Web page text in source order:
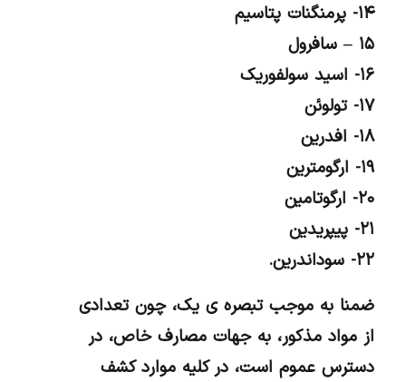
۱۴- پرمنگنات پتاسیم
۱۵ – سافرول
۱۶- اسید سولفوریک
۱۷- تولوئن
۱۸- افدرین
۱۹- ارگومترین
۲۰- ارگوتامین
۲۱- پیپریدین
۲۲- سوداندرین.
ضمنا به موجب تبصره ی یک، چون تعدادی
از مواد مذکور، به جهات مصارف خاص، در
دسترس عموم است، در کلیه موارد کشف